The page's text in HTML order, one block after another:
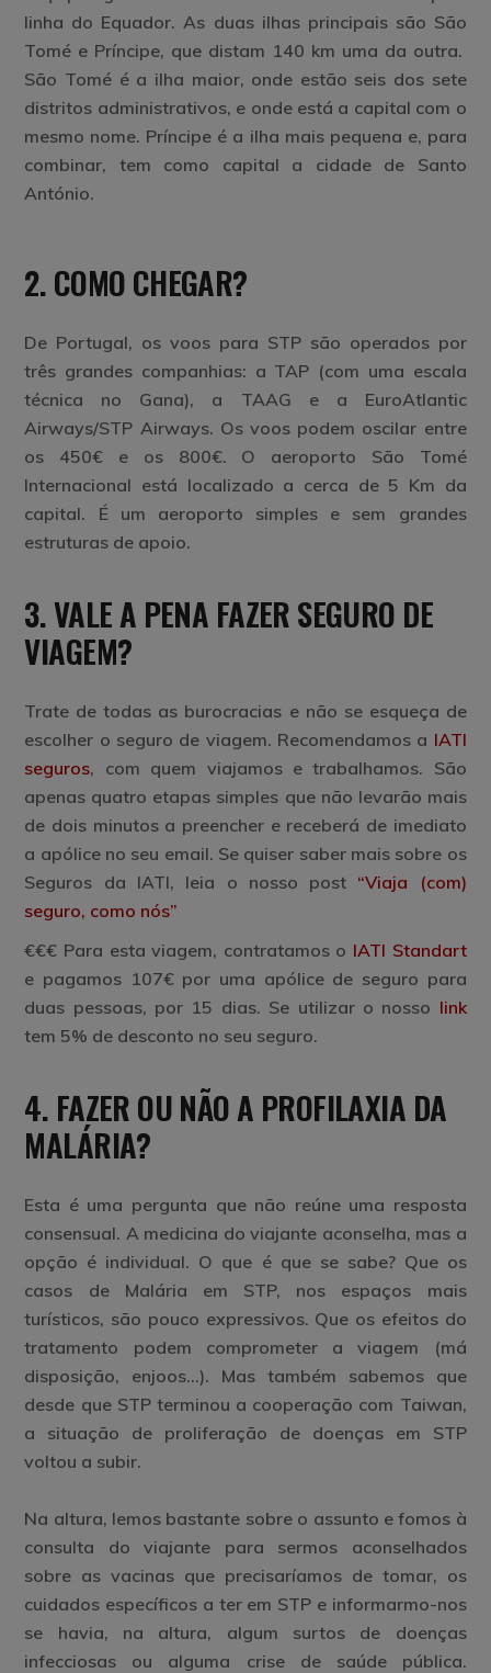
linha do Equador. As duas ilhas principais são São
Tomé e Príncipe, que distam 140 km uma da outra.
São Tomé é a ilha maior, onde estão seis dos sete
distritos administrativos, e onde está a capital com o
mesmo nome. Príncipe é a ilha mais pequena e, para
combinar, tem como capital a cidade de Santo
António.
2. COMO CHEGAR?
De Portugal, os voos para STP são operados por
três grandes companhias: a TAP (com uma escala
técnica no Gana), a TAAG e a EuroAtlantic
Airways/STP Airways. Os voos podem oscilar entre
os 450€ e os 800€. O aeroporto São Tomé
Internacional está localizado a cerca de 5 Km da
capital. É um aeroporto simples e sem grandes
estruturas de apoio.
3. VALE A PENA FAZER SEGURO DE
VIAGEM?
Trate de todas as burocracias e não se esqueça de
escolher o seguro de viagem. Recomendamos a IATI
seguros, com quem viajamos e trabalhamos. São
apenas quatro etapas simples que não levarão mais
de dois minutos a preencher e receberá de imediato
a apólice no seu email. Se quiser saber mais sobre os
Seguros da IATI, leia o nosso post “Viaja (com)
seguro, como nós”
€€€ Para esta viagem, contratamos o IATI Standart
e pagamos 107€ por uma apólice de seguro para
duas pessoas, por 15 dias. Se utilizar o nosso link
tem 5% de desconto no seu seguro.
4. FAZER OU NÃO A PROFILAXIA DA
MALÁRIA?
Esta é uma pergunta que não reúne uma resposta
consensual. A medicina do viajante aconselha, mas a
opção é individual. O que é que se sabe? Que os
casos de Malária em STP, nos espaços mais
turísticos, são pouco expressivos. Que os efeitos do
tratamento podem comprometer a viagem (má
disposição, enjoos…). Mas também sabemos que
desde que STP terminou a cooperação com Taiwan,
a situação de proliferação de doenças em STP
voltou a subir.
Na altura, lemos bastante sobre o assunto e fomos à
consulta do viajante para sermos aconselhados
sobre as vacinas que precisaríamos de tomar, os
cuidados específicos a ter em STP e informarmo-nos
se havia, na altura, algum surtos de doenças
infecciosas ou alguma crise de saúde pública.